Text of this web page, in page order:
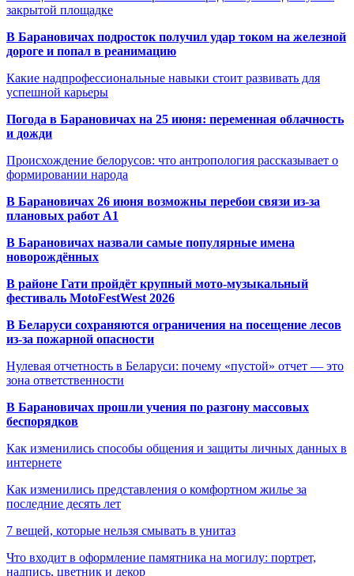
закрытой площадке
В Барановичах подросток получил удар током на железной
дороге и попал в реанимацию
Какие надпрофессиональные навыки стоит развивать для
успешной карьеры
Погода в Барановичах на 25 июня: переменная облачность
и дожди
Происхождение белорусов: что антропология рассказывает о
формировании народа
В Барановичах 26 июня возможны перебои связи из-за
плановых работ A1
В Барановичах назвали самые популярные имена
новорождённых
В районе Гати пройдёт крупный мото-музыкальный
фестиваль MotoFestWest 2026
В Беларуси сохраняются ограничения на посещение лесов
из-за пожарной опасности
Нулевая отчетность в Беларуси: почему «пустой» отчет — это
зона ответственности
В Барановичах прошли учения по разгону массовых
беспорядков
Как изменились способы общения и защиты личных данных в
интернете
Как изменились представления о комфортном жилье за
последние десять лет
7 вещей, которые нельзя смывать в унитаз
Что входит в оформление памятника на могилу: портрет,
надпись, цветник и декор